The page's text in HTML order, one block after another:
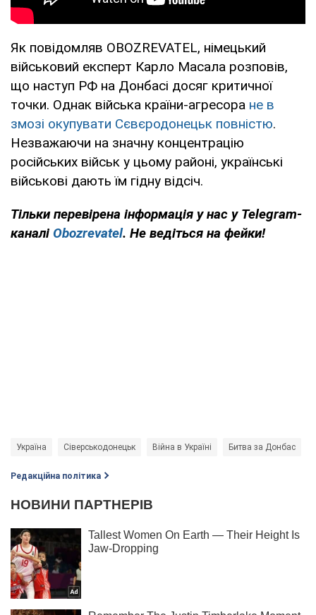
Як повідомляв OBOZREVATEL, німецький
військовий експерт Карло Масала розповів,
що наступ РФ на Донбасі досяг критичної
точки. Однак війська країни-агресора не в
змозі окупувати Сєвєродонецьк повністю.
Незважаючи на значну концентрацію
російських військ у цьому районі, українські
військові дають їм гідну відсіч.
Тільки перевірена інформація у нас у Telegram-
каналі Obozrevatel. Не ведіться на фейки!
Україна Сіверськодонецьк Війна в Україні Битва за Донбас
Редакційна політика